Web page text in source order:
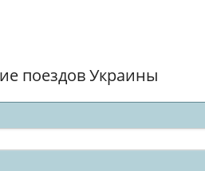
поездов Украины